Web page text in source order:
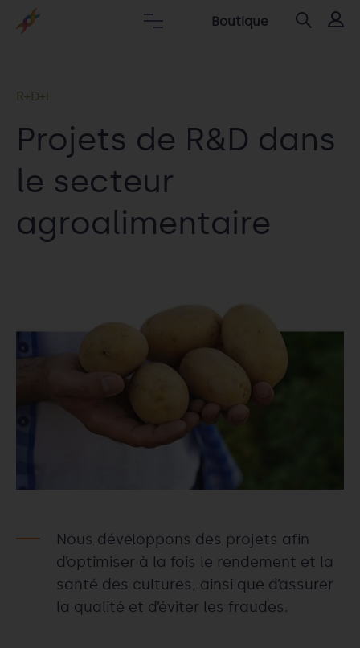
Boutique
R+D+i
Projets de R&D dans
le secteur
agroalimentaire
Nous développons des projets afin
d’optimiser à la fois le rendement et la
santé des cultures, ainsi que d’assurer
la qualité et d’éviter les fraudes.